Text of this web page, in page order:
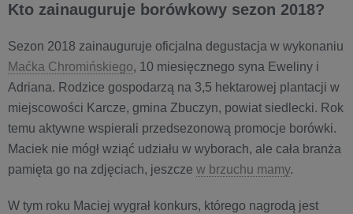
Kto zainauguruje borówkowy sezon 2018?
Sezon 2018 zainauguruje oficjalna degustacja w wykonaniu
Maćka Chromińskiego, 10 miesięcznego syna Eweliny i
Adriana. Rodzice gospodarzą na 3,5 hektarowej plantacji w
miejscowości Karcze, gmina Zbuczyn, powiat siedlecki. Rok
temu aktywne wspierali przedsezonową promocje borówki.
Maciek nie mógł wziąć udziału w wyborach, ale cała branża
pamięta go na zdjęciach, jeszcze w brzuchu mamy.
W tym roku Maciej wygrał konkurs, którego nagrodą jest